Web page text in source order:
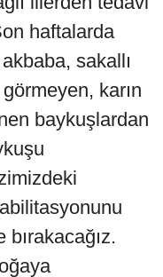
haftalarda
sakallı
karın
baykuşlardan
bırakacağız.